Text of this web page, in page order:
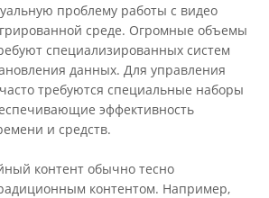
проблему работы с видео
среде. Огромные объемы
специализированных систем
данных. Для управления
требуются специальные наборы
эффективность
и средств.
контент обычно тесно
контентом. Например,